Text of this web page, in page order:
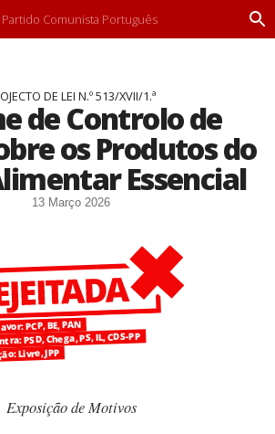
Partido Comunista Português
P
DE LEI N.º 513/XVII/1.ª
de Controlo de
os Produtos do
Essencial
13 Março 2026
PCP, BE, PAN
PSD, Chega, PS, IL, CDS-PP
Livre, JPP
Exposição de Motivos